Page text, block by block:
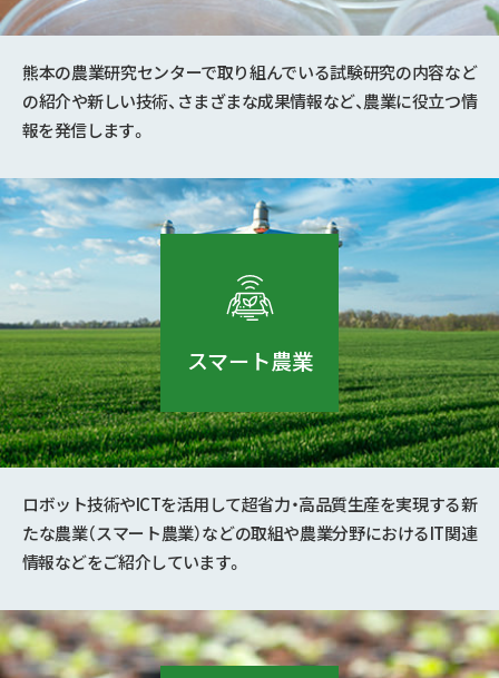
熊本の農業研究センターで取り組んでいる試験研究の内容など
の紹介や新しい技術、さまざまな成果情報など、農業に役立つ情
報を発信します。
スマート農業
ロボット技術やICTを活用して超省力・高品質生産を実現する新
たな農業（スマート農業）などの取組や農業分野におけるIT関連
情報などをご紹介しています。